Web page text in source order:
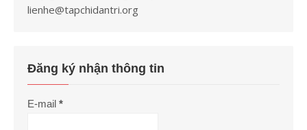
lienhe@tapchidantri.org
Đăng ký nhận thông tin
E-mail *